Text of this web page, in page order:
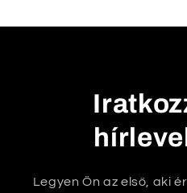
Legyen Ön az első, aki